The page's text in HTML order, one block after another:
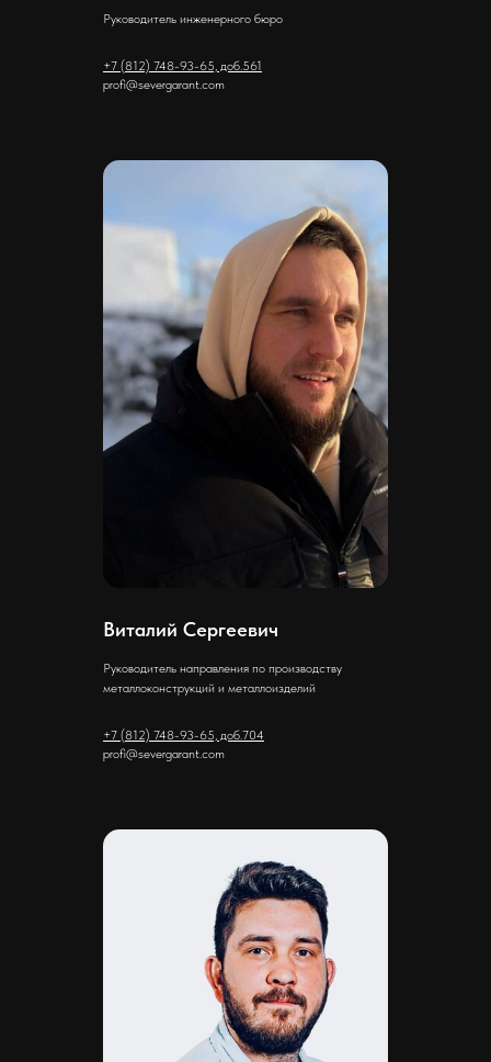
Руководитель инженерного бюро
+7 (812) 748-93-65, доб.561
profi@severgarant.com
Виталий Сергеевич
Руководитель направления по производству
металлоконструкций и металлоизделий
+7 (812) 748-93-65, доб.704
profi@severgarant.com